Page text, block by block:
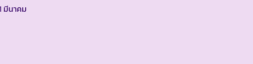
นาคม